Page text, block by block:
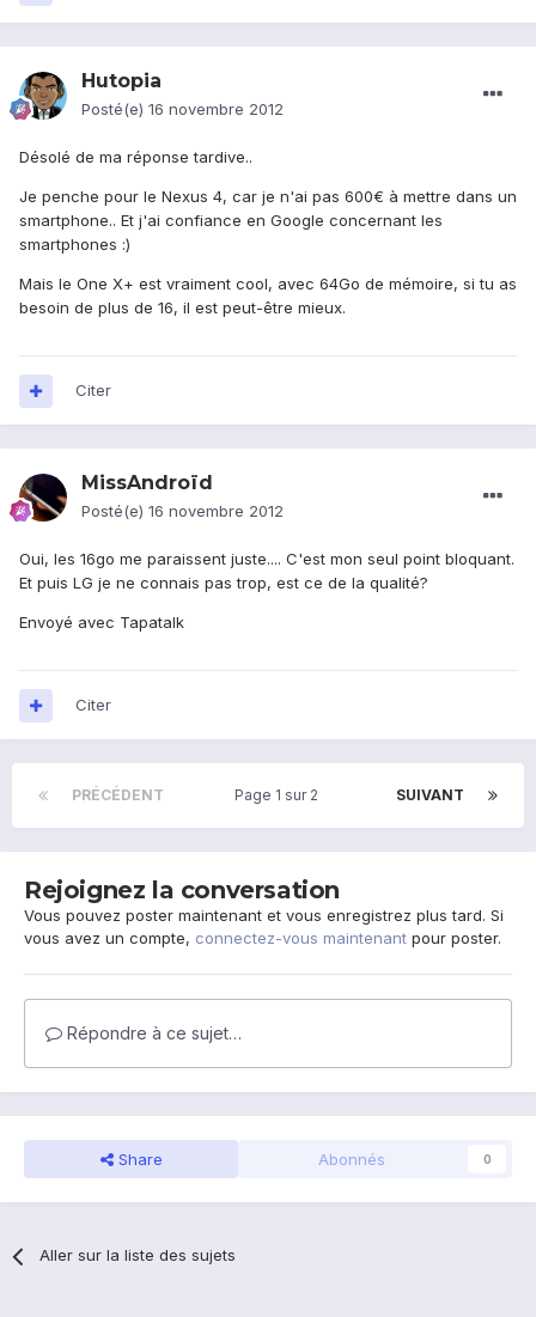
Hutopia
Posté(e) 16 novembre 2012
Désolé de ma réponse tardive..
Je penche pour le Nexus 4, car je n'ai pas 600€ à mettre dans un
smartphone.. Et j'ai confiance en Google concernant les
smartphones :)
Mais le One X+ est vraiment cool, avec 64Go de mémoire, si tu as
besoin de plus de 16, il est peut-être mieux.
Citer
MissAndroïd
Posté(e) 16 novembre 2012
Oui, les 16go me paraissent juste.... C'est mon seul point bloquant.
Et puis LG je ne connais pas trop, est ce de la qualité?
Envoyé avec Tapatalk
Citer
PRÉCÉDENT SUIVANT
Page 1 sur 2
Rejoignez la conversation
Vous pouvez poster maintenant et vous enregistrez plus tard. Si
vous avez un compte, connectez-vous maintenant pour poster.
Répondre à ce sujet…
Share Abonnés 0
Aller sur la liste des sujets